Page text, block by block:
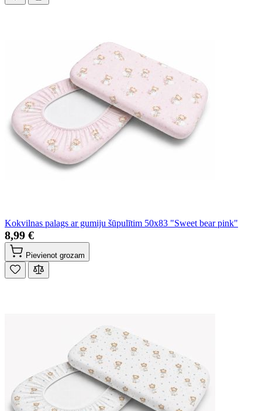
Kokvilnas palags ar gumiju šūpulītim 50x83 "Sweet bear pink"
8,99 €
Pievienot grozam